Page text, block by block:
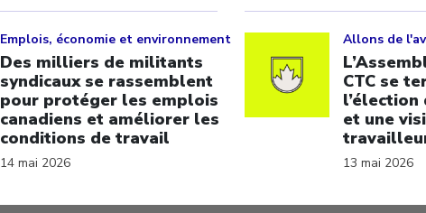
Emplois, économie et environnement
Des milliers de militants
syndicaux se rassemblent
pour protéger les emplois
canadiens et améliorer les
conditions de travail
14 mai 2026
Allons de
CTC se
et une
13 mai 2026